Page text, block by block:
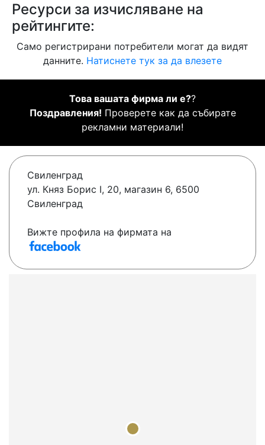
Ресурси за изчисляване на
рейтингите:
Само регистрирани потребители могат да видят
данните. Натиснете тук за да влезете
Това вашата фирма ли е??
Поздравления! Проверете как да събирате
рекламни материали!
Свиленград
ул. Княз Борис I, 20, магазин 6, 6500
Свиленград
Вижте профила на фирмата на